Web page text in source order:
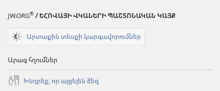
JW.ORG® / ԵՀՈՎԱՅԻ ՎԿԱՆԵՐԻ ՊԱՇՏՈՆԱԿԱՆ ԿԱՅՔ
Արտաքին տեսքի կարգավորումներ
Արագ հղումներ
Խնդրեք, որ այցելեն ձեզ